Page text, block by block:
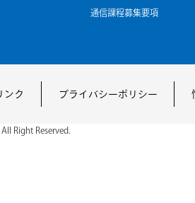
通信課程募集要項
ンク プライバシーポリシー
Right Reserved.